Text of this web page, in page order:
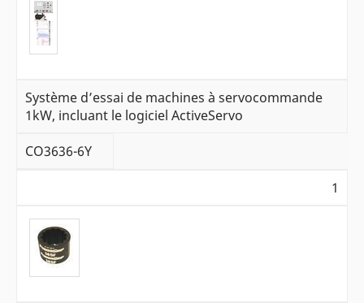
Système d’essai de machines à servocommande
1kW, incluant le logiciel ActiveServo
CO3636-6Y
1